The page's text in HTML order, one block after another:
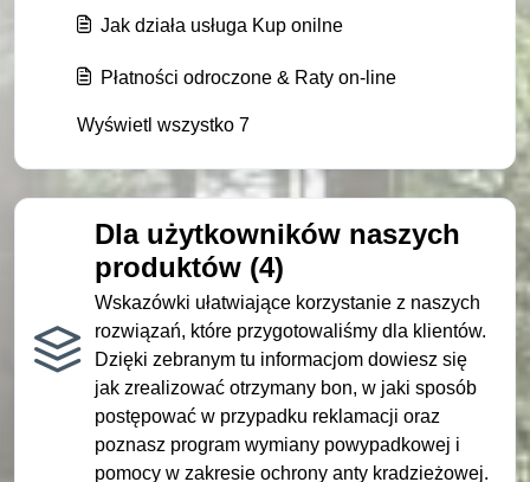
Jak działa usługa Kup onilne
Płatności odroczone & Raty on-line
Wyświetl wszystko 7
Dla użytkowników naszych
produktów (4)
Wskazówki ułatwiające korzystanie z naszych
rozwiązań, które przygotowaliśmy dla klientów.
Dzięki zebranym tu informacjom dowiesz się
jak zrealizować otrzymany bon, w jaki sposób
postępować w przypadku reklamacji oraz
poznasz program wymiany powypadkowej i
pomocy w zakresie ochrony anty kradzieżowej.